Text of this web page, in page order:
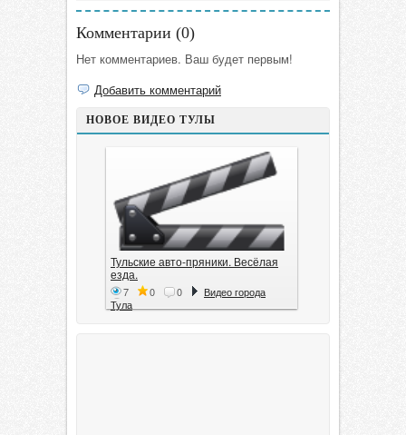
Комментарии (0)
Нет комментариев. Ваш будет первым!
Добавить комментарий
НОВОЕ ВИДЕО ТУЛЫ
Тульские авто-пряники. Весёлая
езда.
7 0 0
Видео города
Тула